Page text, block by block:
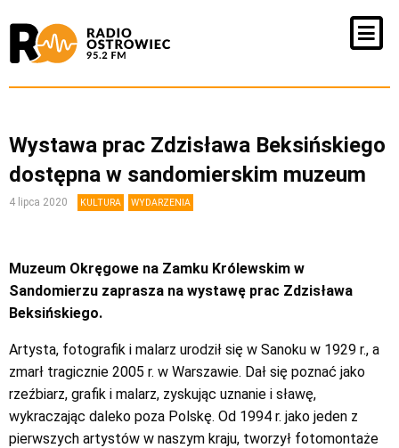
Wystawa prac Zdzisława Beksińskiego
dostępna w sandomierskim muzeum
4 lipca 2020 KULTURA WYDARZENIA
Muzeum Okręgowe na Zamku Królewskim w
Sandomierzu zaprasza na wystawę prac Zdzisława
Beksińskiego.
Artysta, fotografik i malarz urodził się w Sanoku w 1929 r., a
zmarł tragicznie 2005 r. w Warszawie. Dał się poznać jako
rzeźbiarz, grafik i malarz, zyskując uznanie i sławę,
wykraczając daleko poza Polskę. Od 1994 r. jako jeden z
pierwszych artystów w naszym kraju, tworzył fotomontaże